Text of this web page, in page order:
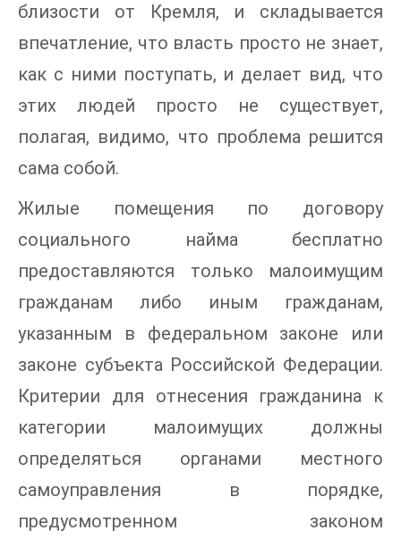
близости от Кремля, и складывается
впечатление, что власть просто не знает,
как с ними поступать, и делает вид, что
этих людей просто не существует,
полагая, видимо, что проблема решится
сама собой.
Жилые помещения по договору
социального найма бесплатно
предоставляются только малоимущим
гражданам либо иным гражданам,
указанным в федеральном законе или
законе субъекта Российской Федерации.
Критерии для отнесения гражданина к
категории малоимущих должны
определяться органами местного
самоуправления в порядке,
предусмотренном законом